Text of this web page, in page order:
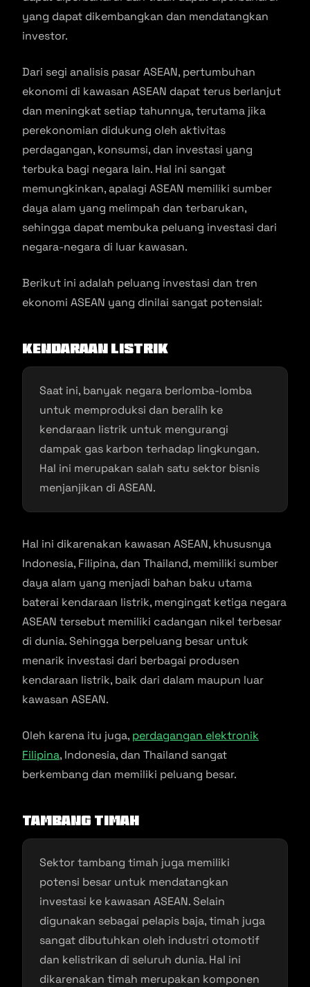
yang dapat dikembangkan dan mendatangkan
investor.
Dari segi analisis pasar ASEAN, pertumbuhan
ekonomi di kawasan ASEAN dapat terus berlanjut
dan meningkat setiap tahunnya, terutama jika
perekonomian didukung oleh aktivitas
perdagangan, konsumsi, dan investasi yang
terbuka bagi negara lain. Hal ini sangat
memungkinkan, apalagi ASEAN memiliki sumber
daya alam yang melimpah dan terbarukan,
sehingga dapat membuka peluang investasi dari
negara-negara di luar kawasan.
Berikut ini adalah peluang investasi dan tren
ekonomi ASEAN yang dinilai sangat potensial:
Kendaraan Listrik
Saat ini, banyak negara berlomba-lomba
untuk memproduksi dan beralih ke
kendaraan listrik untuk mengurangi
dampak gas karbon terhadap lingkungan.
Hal ini merupakan salah satu sektor bisnis
menjanjikan di ASEAN.
Hal ini dikarenakan kawasan ASEAN, khususnya
Indonesia, Filipina, dan Thailand, memiliki sumber
daya alam yang menjadi bahan baku utama
baterai kendaraan listrik, mengingat ketiga negara
ASEAN tersebut memiliki cadangan nikel terbesar
di dunia. Sehingga berpeluang besar untuk
menarik investasi dari berbagai produsen
kendaraan listrik, baik dari dalam maupun luar
kawasan ASEAN.
Oleh karena itu juga, perdagangan elektronik
Filipina, Indonesia, dan Thailand sangat
berkembang dan memiliki peluang besar.
Tambang Timah
Sektor tambang timah juga memiliki
potensi besar untuk mendatangkan
investasi ke kawasan ASEAN. Selain
digunakan sebagai pelapis baja, timah juga
sangat dibutuhkan oleh industri otomotif
dan kelistrikan di seluruh dunia. Hal ini
dikarenakan timah merupakan komponen